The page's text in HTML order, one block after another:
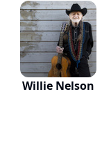
Willie Nelson